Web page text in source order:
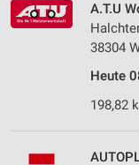
A.T.U
38304
Heute
198,82